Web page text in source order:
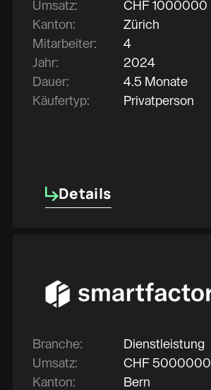
Umsatz: CHF 1000000
Kanton:
Zürich
Mitarbeiter:
4
Jahr:
2024
Dauer:
4.5 Monate
Käufertyp:
Privatperson
Details
Details
Branche:
Dienstleistung
Umsatz:
CHF 5000000
Kanton:
Bern